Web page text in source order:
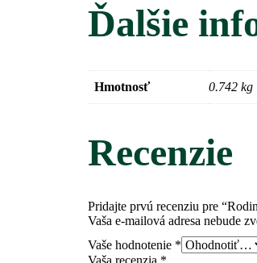
Ďalšie
Hmotnosť 0.742 kg
Recenzie
Pridajte prvú recenziu pre
Vaša e-mailová adresa nebude
Vaše hodnotenie *
Vaša recenzia *